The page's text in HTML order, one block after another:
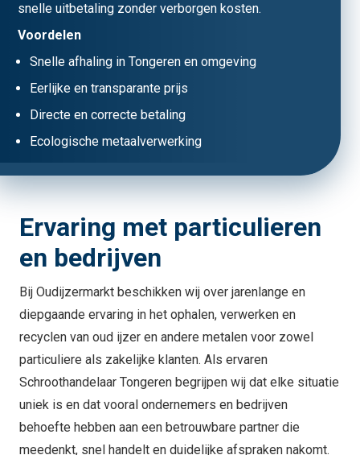
snelle uitbetaling zonder verborgen kosten.
Voordelen
Snelle afhaling in Tongeren en omgeving
Eerlijke en transparante prijs
Directe en correcte betaling
Ecologische metaalverwerking
Ervaring met particulieren
en bedrijven
Bij Oudijzermarkt beschikken wij over jarenlange en
diepgaande ervaring in het ophalen, verwerken en
recyclen van oud ijzer en andere metalen voor zowel
particuliere als zakelijke klanten. Als ervaren
Schroothandelaar Tongeren begrijpen wij dat elke situatie
uniek is en dat vooral ondernemers en bedrijven
behoefte hebben aan een betrouwbare partner die
meedenkt, snel handelt en duidelijke afspraken nakomt.